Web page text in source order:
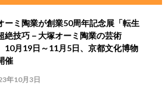
ーミ陶業が創業50周年記念展「転生
絶技巧－大塚オーミ陶業の芸術
月19日～11月5日、京都文化博物
催
年10月3日